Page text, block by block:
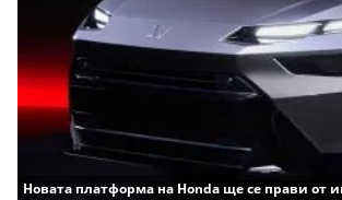
Новата платформа на Honda ще се прави от